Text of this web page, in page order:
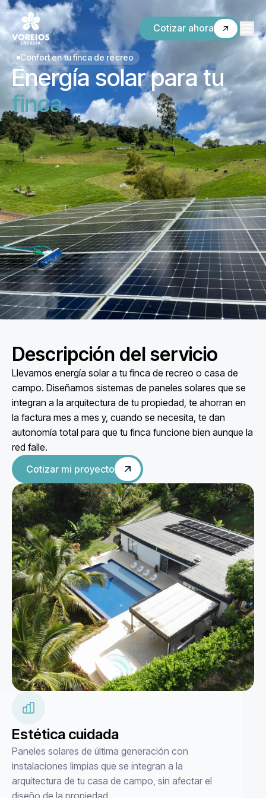
Cotizar ahora
Confort en tu finca de recreo
Energía solar para tu
finca
Descripción del servicio
Llevamos energía solar a tu finca de recreo o casa de
campo. Diseñamos sistemas de paneles solares que se
integran a la arquitectura de tu propiedad, te ahorran en
la factura mes a mes y, cuando se necesita, te dan
autonomía total para que tu finca funcione bien aunque la
red falle.
Cotizar mi proyecto
Estética cuidada
Paneles solares de última generación con
instalaciones limpias que se integran a la
arquitectura de tu casa de campo, sin afectar el
diseño de la propiedad.